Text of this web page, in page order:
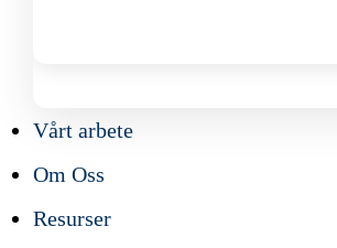
Vårt arbete
Om Oss
Resurser